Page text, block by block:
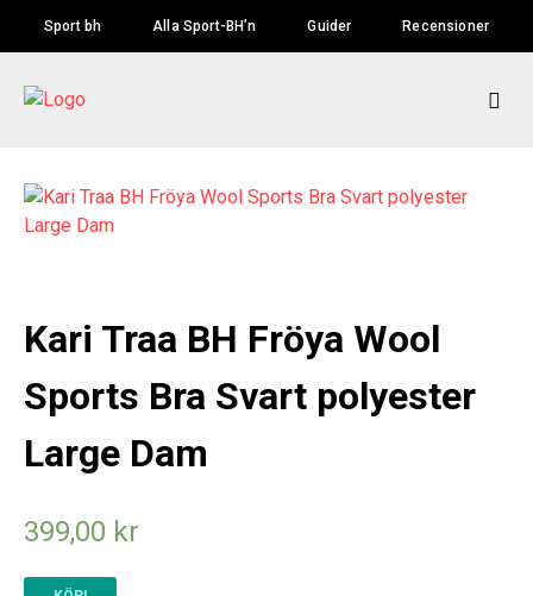
Sport bh Alla Sport-BH’n Guider Recensioner
Kari Traa BH Fröya Wool
Sports Bra Svart polyester
Large Dam
399,00 kr